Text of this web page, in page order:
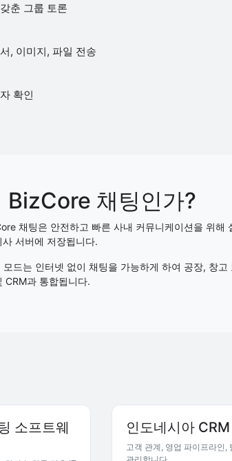
춘 그룹 토론
, 이미지, 파일 전송
확인
BizCore 채팅인가?
채팅은 안전하고 빠른 사내 커뮤니케이션을 위
사 서버에 저장됩니다.
모드는 인터넷 없이 채팅을 가능하게 하여 공장, 창
CRM과 통합됩니다.
소프트웨
인도네시아
고객 관계, 영업 파이프라인,